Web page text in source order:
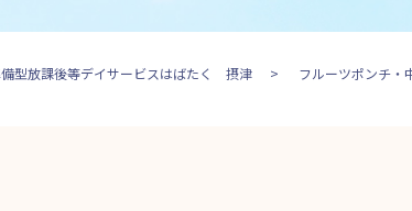
型放課後等デイサービスはばたく 摂津 フルーツポンチ・